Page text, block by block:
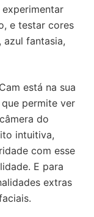
e testar cores
fantasia,
está na sua
permite ver
do
intuitiva,
com esse
E para
extras